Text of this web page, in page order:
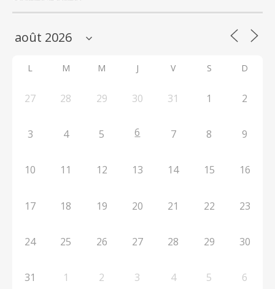
L M M J V S D
27 28 29 30 31 1 2
3 4 5 6 7 8 9
10 11 12 13 14 15 16
17 18 19 20 21 22 23
24 25 26 27 28 29 30
31 1 2 3 4 5 6